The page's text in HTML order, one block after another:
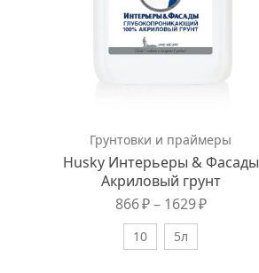
Грунтовки и праймеры
Husky Интерьеры & Фасады
Акриловый грунт
866₽ – 1629₽
10 5л